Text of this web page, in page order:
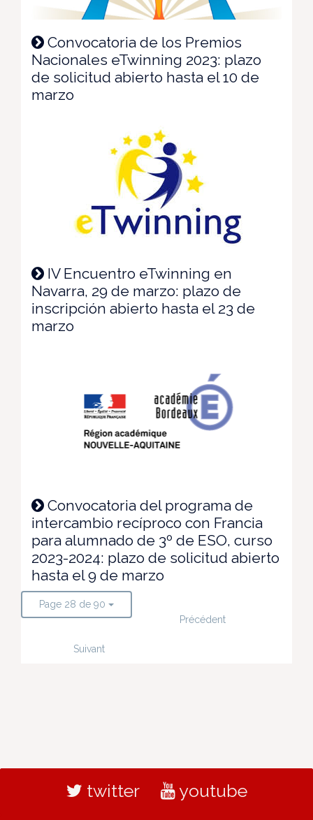
Convocatoria de los Premios
Nacionales eTwinning 2023: plazo
de solicitud abierto hasta el 10 de
marzo
IV Encuentro eTwinning en
Navarra, 29 de marzo: plazo de
inscripción abierto hasta el 23 de
marzo
Convocatoria del programa de
intercambio recíproco con Francia
para alumnado de 3º de ESO, curso
2023-2024: plazo de solicitud abierto
hasta el 9 de marzo
Page 28 de 90
Précédent
Suivant
twitter youtube